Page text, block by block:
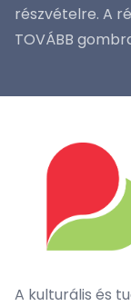
részvételre. A
TOVÁBB
A kulturális és